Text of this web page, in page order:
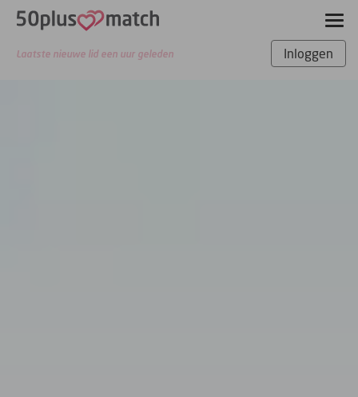
7.061.627 verstuurde berichten Inloggen